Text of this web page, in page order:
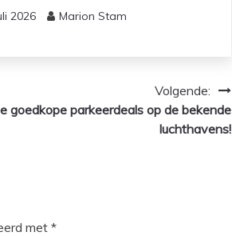
2026 Marion Stam
Volgende:
goedkope parkeerdeals op de bekende
luchthavens!
met*